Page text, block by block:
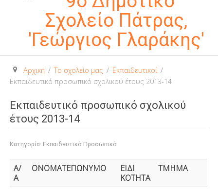
12ο Νηπιαγωγείο
Σύνθεση Δ.Σ. Συλλόγου Γονέων και Κηδεμόνων
Δράσεις Συλλόγου Γονέων και Κηδεμονων
Ανακοινώσεις
Μαθητικές Δραστηριότητες
Διδακτικές Επισκέψεις
Γιορτές - Εκδηλώσεις
Εκπαιδευτικά Προγράμματα
Αρχική / Το σχολείο μας / Εκπαιδευτικοί /
Εκπαιδευτικό προσωπικό σχολικού έτους 2013-14
Εκπαιδευτικό προσωπικό σχολικού
έτους 2013-14
Κατηγορία: Εκπαιδευτικό Προσωπικό
Α/
Α
ΟΝΟΜΑΤΕΠΩΝΥΜΟ
ΕΙΔΙ
ΚΟΤΗΤΑ
ΤΜΗΜΑ